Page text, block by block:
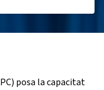
posa la capacitat